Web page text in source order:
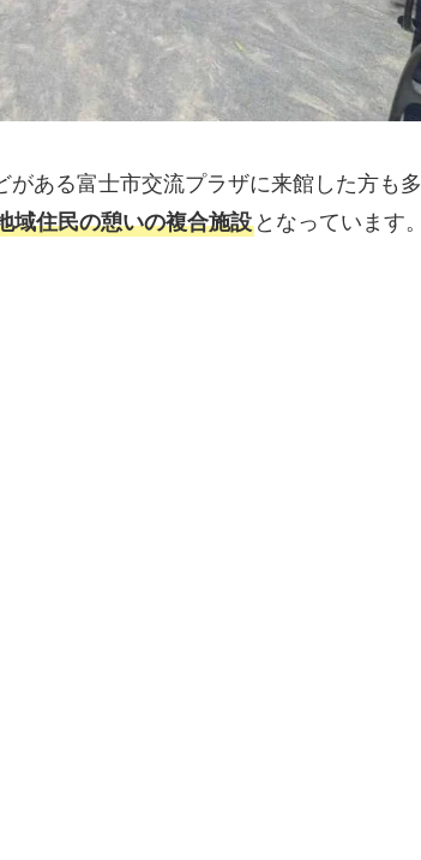
ある富士市交流プラザに来館した方も多
域住民の憩いの複合施設 となっています。